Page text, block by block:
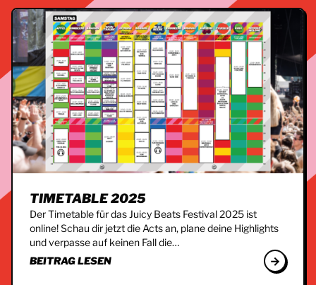
TIMETABLE 2025
Der Timetable für das Juicy Beats Festival 2025 ist
online! Schau dir jetzt die Acts an, plane deine Highlights
und verpasse auf keinen Fall die…
BEITRAG LESEN